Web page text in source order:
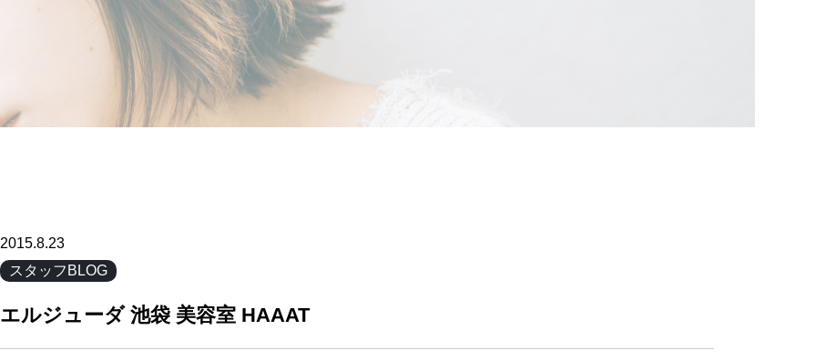
2015.8.23
スタッフBLOG
エルジューダ 池袋 美容室 HAAAT